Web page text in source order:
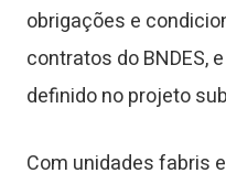
obrigações e
contratos do BNDES,
definido no projeto
Com unidades fabris